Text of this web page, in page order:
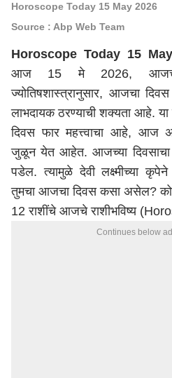
Horoscope Today 15 May 2026
Source : Abp Web Team
Horoscope Today 15
आज 15 मे 2026,
ज्योतिषशास्त्रानुसार, आजचा
लाभदायक ठरण्याची शक्यता आहे. या
दिवस फार महत्त्वाचा आहे, आज
जुळून येत आहेत. आजच्या दिवसाचा
पडेल. त्यामुळे देवी लक्ष्मीच्या कृपेने
तुमचा आजचा दिवस कसा असेल?
12 राशींचे आजचे राशीभविष्य
Continues below